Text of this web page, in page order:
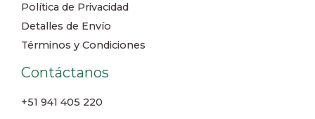
Política de Privacidad
Detalles de Envío
Términos y Condiciones
Contáctanos
+51 941 405 220